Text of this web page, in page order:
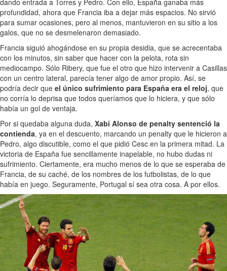
profundidad, ahora que Francia iba a dejar más espacios. No sirvió
para sumar ocasiones, pero al menos, mantuvieron en su sitio a los
galos, que no se desmelenaron demasiado.
Francia siguió ahogándose en su propia desidia, que se acrecentaba
con los minutos, sin saber que hacer con la pelota, rota sin
mediocampo. Sólo Ribery, que fue el otro que hizo intervenir a Casillas
con un centro lateral, parecía tener algo de amor propio. Así, se
podría decir que el único sufrimiento para España era el reloj, que
no corría lo deprisa que todos queríamos que lo hiciera, y que sólo
había un gol de ventaja.
Por si quedaba alguna duda, Xabi Alonso de penalty sentenció la
contienda, ya en el descuento, marcando un penalty que le hicieron a
Pedro, algo discutible, como el que pidió Cesc en la primera mitad. La
victoria de España fue sencillamente inapelable, no hubo dudas ni
sufrimiento. Ciertamente, era mucho menos de lo que se esperaba de
Francia, de su caché, de los nombres de los futbolistas, de lo que
había en juego. Seguramente, Portugal sí sea otra cosa. A por ellos.